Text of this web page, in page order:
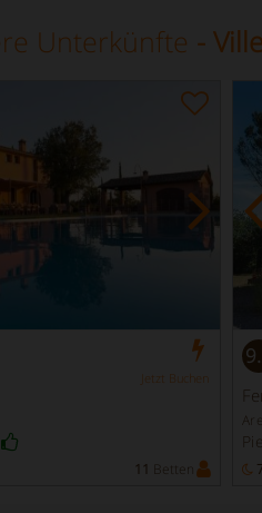
Unterkünfte -
Jetzt Buchen
11 Betten